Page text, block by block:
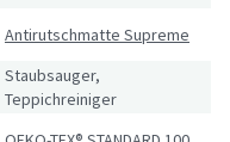
Antirutschmatte Supreme
Staubsauger,
Teppichreiniger